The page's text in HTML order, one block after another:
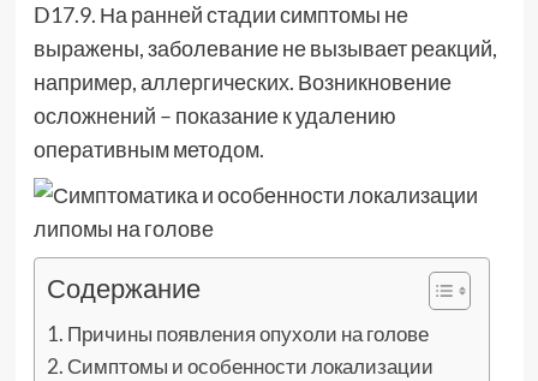
D17.9. На ранней стадии симптомы не
выражены, заболевание не вызывает реакций,
например, аллергических. Возникновение
осложнений – показание к удалению
оперативным методом.
Содержание
Причины появления опухоли на голове
Симптомы и особенности локализации